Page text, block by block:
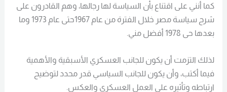
كما أنني على اقتناع بأن السياسة لها رجالها، وهم القادرون على
شرح سياسة مصر خلال الفترة من عام 1967حتى عام 1973 وما
بعدها حى 1978 أفضل مني.
لذلك التزمت أن يكون للجانب العسكري الأسبقية والأهمية
فيما أكتب، وأن يكون للجانب السياسي قدر محدد لتوضيح
ارتباطه وتأثيره على العمل العسكري والعكس.